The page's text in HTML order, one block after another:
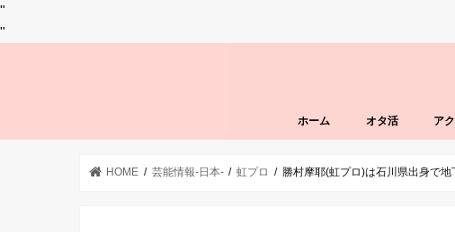
"
"
ホーム オタ活 ア
HOME 芸能情報-日本- 虹プロ 勝村摩耶(虹プロ)は石川県出身で